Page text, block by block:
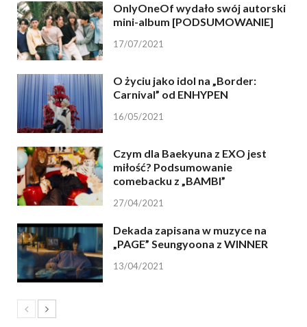
OnlyOneOf wydało swój autorski
mini-album [PODSUMOWANIE]
17/07/2021
O życiu jako idol na „Border:
Carnival” od ENHYPEN
16/05/2021
Czym dla Baekyuna z EXO jest
miłość? Podsumowanie
comebacku z „BAMBI”
27/04/2021
Dekada zapisana w muzyce na
„PAGE” Seungyoona z WINNER
13/04/2021